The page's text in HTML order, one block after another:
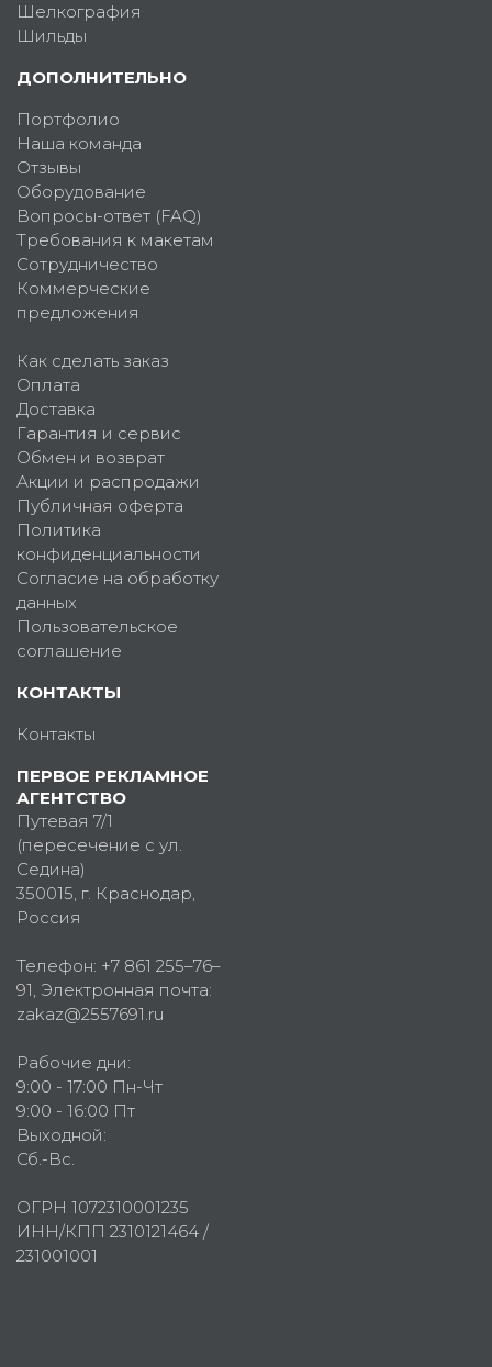
Шелкография
Шильды
ДОПОЛНИТЕЛЬНО
Портфолио
Наша команда
Отзывы
Оборудование
Вопросы-ответ (FAQ)
Требования к макетам
Сотрудничество
Коммерческие
предложения
Как сделать заказ
Оплата
Доставка
Гарантия и сервис
Обмен и возврат
Акции и распродажи
Публичная оферта
Политика
конфиденциальности
Согласие на обработку
данных
Пользовательское
соглашение
КОНТАКТЫ
Контакты
ПЕРВОЕ РЕКЛАМНОЕ
АГЕНТСТВО
Путевая 7/1
(пересечение с ул.
Седина)
350015, г. Краснодар,
Россия
Телефон: +7 861 255–76–
91, Электронная почта:
zakaz@2557691.ru
Рабочие дни:
9:00 - 17:00 Пн-Чт
9:00 - 16:00 Пт
Выходной:
Сб.-Вс.
ОГРН 1072310001235
ИНН/КПП 2310121464 /
231001001